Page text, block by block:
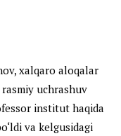
xalqaro aloqalar
rasmiy uchrashuv
institut haqida
va kelgusidagi